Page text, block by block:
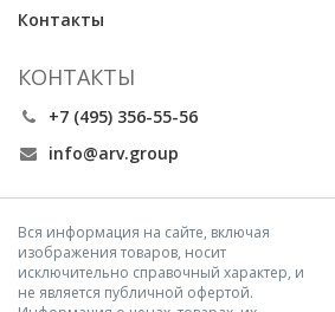
Контакты
КОНТАКТЫ
+7 (495) 356-55-56
info@arv.group
Вся информация на сайте, включая
изображения товаров, носит
исключительно справочный характер, и
не является публичной офертой.